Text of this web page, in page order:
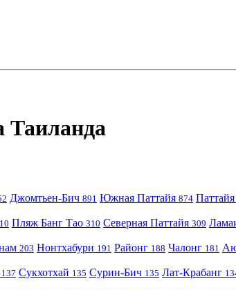
Таиланда
Джомтьен-Бич 891 Южная Паттайя 874 Паттайя
Пляж Банг Тао 310 Северная Паттайя 309
203 Нонтхабури 191 Районг 188 Чалонг 181
137 Сукхотхай 135 Сурин-Бич 135 Лат-Крабанг